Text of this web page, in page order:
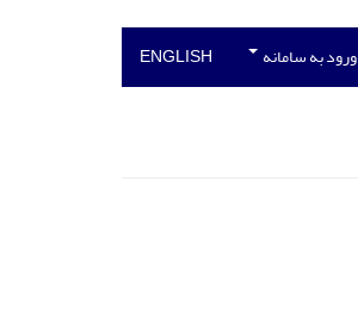
ورود به سامانه ENGLISH